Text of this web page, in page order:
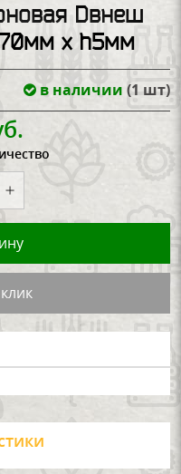
Dвнеш
х h5мм
в наличии (1 шт)